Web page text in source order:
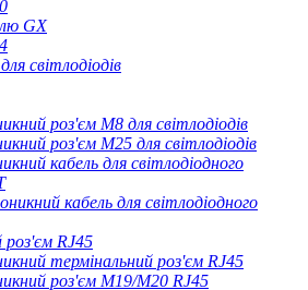
GX
світлодіодів
роз'єм M8 для світлодіодів
роз'єм M25 для світлодіодів
кабель для світлодіодного
кабель для світлодіодного
роз'єм RJ45
термінальний роз'єм RJ45
роз'єм M19/M20 RJ45